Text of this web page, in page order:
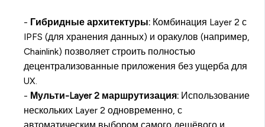
- Гибридные архитектуры: Комбинация Layer 2 с
IPFS (для хранения данных) и оракулов (например,
Chainlink) позволяет строить полностью
децентрализованные приложения без ущерба для
UX.
- Мульти-Layer 2 маршрутизация: Использование
нескольких Layer 2 одновременно, с